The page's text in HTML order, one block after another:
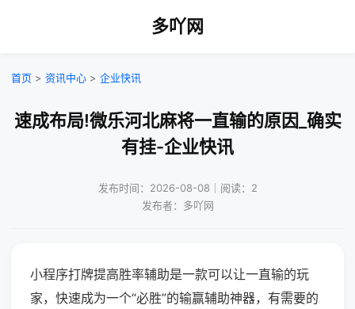
多吖网
首页 > 资讯中心 > 企业快讯
速成布局!微乐河北麻将一直输的原因_确实
有挂-企业快讯
发布时间：2026-08-08｜阅读：2
发布者：多吖网
小程序打牌提高胜率辅助是一款可以让一直输的玩
家，快速成为一个“必胜”的输赢辅助神器，有需要的